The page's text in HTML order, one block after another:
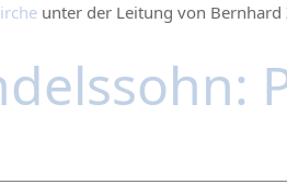
unter der Leitung von Bernhard